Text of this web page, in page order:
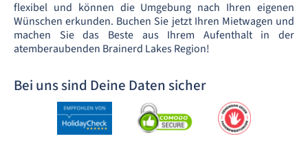
flexibel und können die Umgebung nach Ihren eigenen
Wünschen erkunden. Buchen Sie jetzt Ihren Mietwagen und
machen Sie das Beste aus Ihrem Aufenthalt in der
atemberaubenden Brainerd Lakes Region!
Bei uns sind Deine Daten sicher